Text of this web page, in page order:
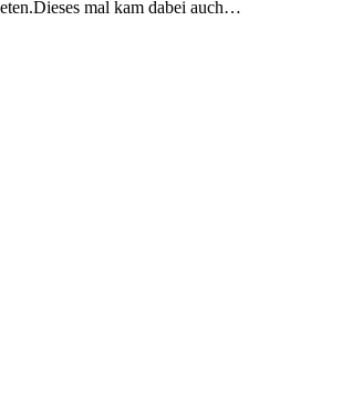
mal kam dabei auch…